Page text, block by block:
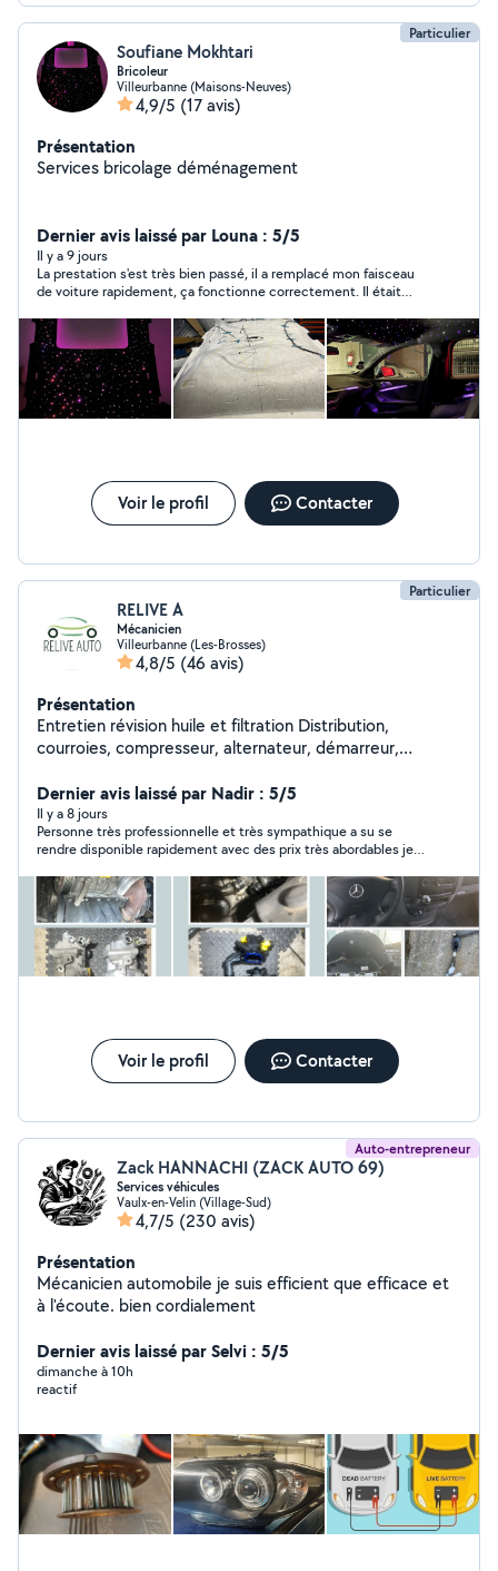
Particulier
Soufiane Mokhtari
Bricoleur
Villeurbanne (Maisons-Neuves)
4,9/5 (17 avis)
Présentation
Services bricolage déménagement
Dernier avis laissé par Louna : 5/5
Il y a 9 jours
La prestation s'est très bien passé, il a remplacé mon faisceau
de voiture rapidement, ça fonctionne correctement. Il était
Voir le profil Contacter
Particulier
RELIVE A
Mécanicien
Villeurbanne (Les-Brosses)
4,8/5 (46 avis)
Présentation
Entretien révision huile et filtration Distribution,
courroies, compresseur, alternateur, démarreur,
suspension, amortisseur, bras de suspension, rotule,
biellettes, colonne de direction, contacteur tournant,
Freins disques, plaquettes ,pédale, servofrein, abs, frein
de stationnement, batterie, système de charge,
système de démarrage. Recharge climatisation,
recherche de fuite R134a.. Contactez moi pour plus d'
infos et pour les tarifs.
Dernier avis laissé par Nadir : 5/5
Il y a 8 jours
Personne très professionnelle et très sympathique a su se
rendre disponible rapidement avec des prix très abordables je
Voir le profil Contacter
Auto-entrepreneur
Zack HANNACHI (ZACK AUTO 69)
Services véhicules
Vaulx-en-Velin (Village-Sud)
4,7/5 (230 avis)
Présentation
Mécanicien automobile je suis efficient que efficace et
à l'écoute. bien cordialement
Dernier avis laissé par Selvi : 5/5
dimanche à 10h
reactif